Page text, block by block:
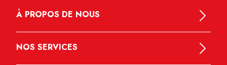
À PROPOS DE NOUS
NOS SERVICES